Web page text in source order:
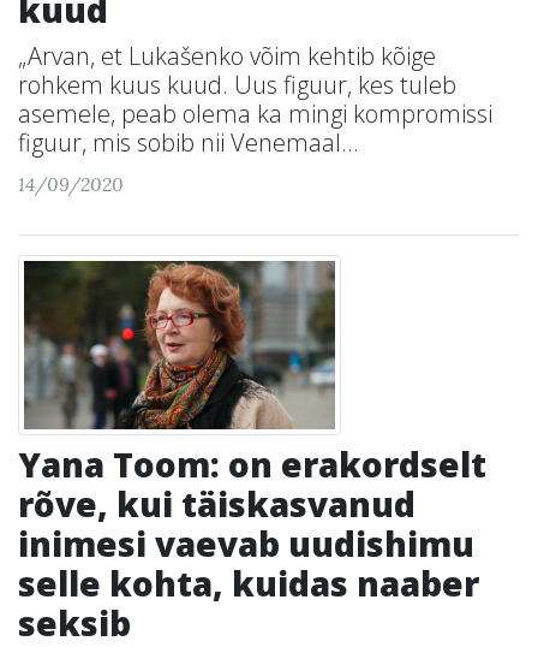
kuud
„Arvan, et Lukašenko võim kehtib kõige
rohkem kuus kuud. Uus figuur, kes tuleb
asemele, peab olema ka mingi kompromissi
figuur, mis sobib nii Venemaal...
14/09/2020
Yana Toom: on erakordselt
rõve, kui täiskasvanud
inimesi vaevab uudishimu
selle kohta, kuidas naaber
seksib